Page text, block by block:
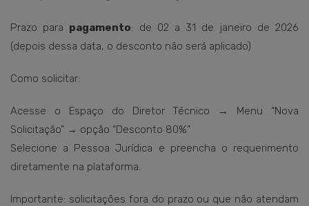
Prazo para pagamento: de 02 a 31 de janeiro de 2026
(depois dessa data, o desconto não será aplicado)
Como solicitar:
Acesse o Espaço do Diretor Técnico → Menu “Nova
Solicitação” → opção “Desconto 80%”
Selecione a Pessoa Jurídica e preencha o requerimento
diretamente na plataforma.
Importante: solicitações fora do prazo ou que não atendam